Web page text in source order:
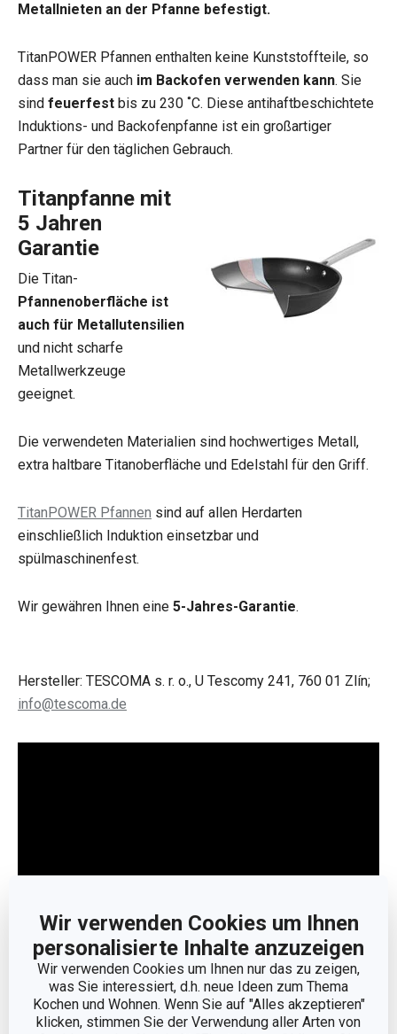
Wir verwenden Cookies um Ihnen
personalisierte Inhalte anzuzeigen
Wir verwenden Cookies um Ihnen nur das zu zeigen,
was Sie interessiert, d.h. neue Ideen zum Thema
Kochen und Wohnen. Wenn Sie auf "Alles akzeptieren"
klicken, stimmen Sie der Verwendung aller Arten von
Metallnieten an der Pfanne befestigt.
TitanPOWER Pfannen enthalten keine Kunststoffteile, so
dass man sie auch im Backofen verwenden kann. Sie
sind feuerfest bis zu 230 ˚C. Diese antihaftbeschichtete
Induktions- und Backofenpfanne ist ein großartiger
Partner für den täglichen Gebrauch.
Titanpfanne mit
5 Jahren
Garantie
Die Titan-
Pfannenoberfläche ist
auch für Metallutensilien
und nicht scharfe
Metallwerkzeuge
geeignet.
Die verwendeten Materialien sind hochwertiges Metall,
extra haltbare Titanoberfläche und Edelstahl für den Griff.
TitanPOWER Pfannen sind auf allen Herdarten
einschließlich Induktion einsetzbar und
spülmaschinenfest.
Wir gewähren Ihnen eine 5-Jahres-Garantie.
Hersteller: TESCOMA s. r. o., U Tescomy 241, 760 01 Zlín;
info@tescoma.de
Weniger anzeigen